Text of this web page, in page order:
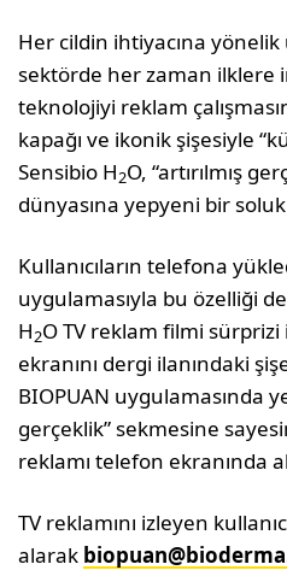
Her cildin ihtiyacına
sektörde her zaman ilklere
teknolojiyi reklam
kapağı ve ikonik şişesiyle
Sensibio H2O, “artırılmış
dünyasına yepyeni bir
Kullanıcıların telefona
uygulamasıyla bu özelliği
H2O TV reklam filmi sürprizi
ekranını dergi ilanındaki
BIOPUAN uygulamasında
gerçeklik” sekmesine
reklamı telefon ekranında
TV reklamını izleyen
alarak